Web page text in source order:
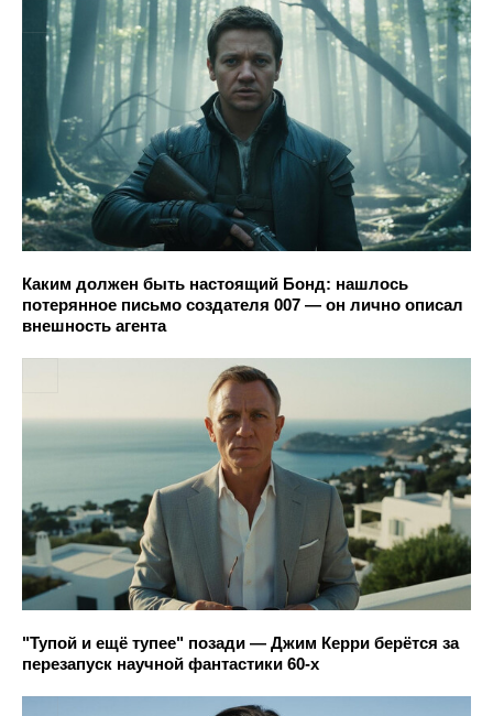
Каким должен быть настоящий Бонд: нашлось
потерянное письмо создателя 007 — он лично описал
внешность агента
"Тупой и ещё тупее" позади — Джим Керри берётся за
перезапуск научной фантастики 60-х